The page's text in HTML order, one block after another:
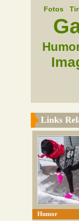
Fotos
Links
Humor